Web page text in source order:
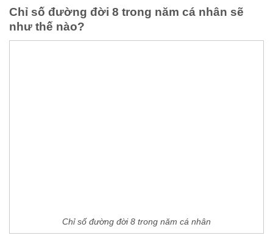
Chỉ số đường đời 8 trong năm cá nhân sẽ
như thế nào?
Chỉ số đường đời 8 trong năm cá nhân